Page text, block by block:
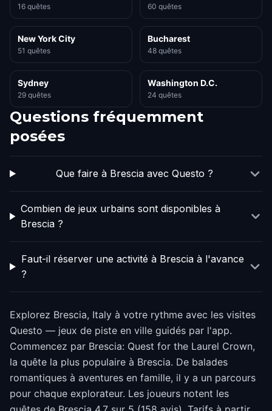
16 quêtes 60 quêtes
New York City
51 quêtes
Bucharest
48 quêtes
Sydney
29 quêtes
Washington D.C.
24 quêtes
Questions fréquemment
posées
Que faire à Brescia avec Questo ?
Combien de jeux urbains sont disponibles à
Brescia ?
Faut-il réserver une activité à Brescia à l'avance
?
Explorez Brescia, Italy à votre rythme avec les visites
Questo — jeux de piste en ville guidés par l'app.
Commencez par Brescia: Quest for the Laurel Crown,
la quête la plus populaire à Brescia. De balades
romantiques à aventures en famille, il y a un parcours
pour chaque explorateur. Les joueurs notent les